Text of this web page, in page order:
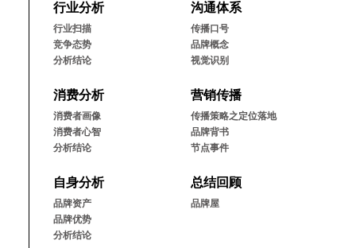
⾏业分析
⾏业扫描
竞争态势
分析结论
沟通体系
传播⼝号
品牌概念
视觉识别
消费分析
消费者画像
消费者⼼智
分析结论
营销传播
传播策略之定位落地
品牌背书
节点事件
⾃⾝分析
品牌资产
品牌优势
分析结论
总结回顾
品牌屋